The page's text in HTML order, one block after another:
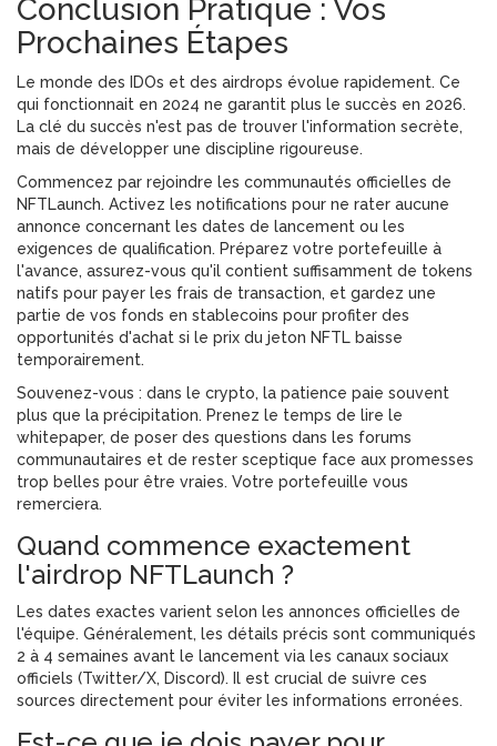
Conclusion Pratique : Vos
Prochaines Étapes
Le monde des IDOs et des airdrops évolue rapidement. Ce
qui fonctionnait en 2024 ne garantit plus le succès en 2026.
La clé du succès n'est pas de trouver l'information secrète,
mais de développer une discipline rigoureuse.
Commencez par rejoindre les communautés officielles de
NFTLaunch. Activez les notifications pour ne rater aucune
annonce concernant les dates de lancement ou les
exigences de qualification. Préparez votre portefeuille à
l'avance, assurez-vous qu'il contient suffisamment de tokens
natifs pour payer les frais de transaction, et gardez une
partie de vos fonds en stablecoins pour profiter des
opportunités d'achat si le prix du jeton NFTL baisse
temporairement.
Souvenez-vous : dans le crypto, la patience paie souvent
plus que la précipitation. Prenez le temps de lire le
whitepaper, de poser des questions dans les forums
communautaires et de rester sceptique face aux promesses
trop belles pour être vraies. Votre portefeuille vous
remerciera.
Quand commence exactement
l'airdrop NFTLaunch ?
Les dates exactes varient selon les annonces officielles de
l'équipe. Généralement, les détails précis sont communiqués
2 à 4 semaines avant le lancement via les canaux sociaux
officiels (Twitter/X, Discord). Il est crucial de suivre ces
sources directement pour éviter les informations erronées.